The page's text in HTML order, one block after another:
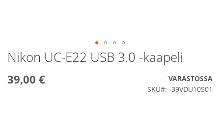
Nikon UC-E22 USB 3.0 -kaapeli
39,00 €
VARASTOSSA
SKU
39VDU10501
Skip
to
beginning
the